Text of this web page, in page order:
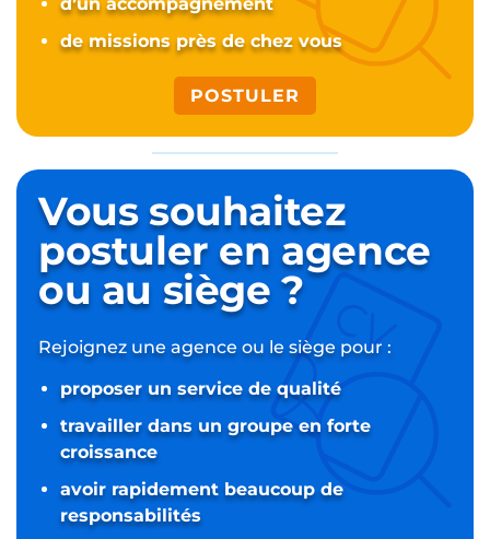
de missions près de chez vous
POSTULER
Vous souhaitez
postuleren agence
ou au siège ?
Rejoignez une agence ou le siège pour :
proposer un service de qualité
travailler dans un groupe en forte
croissance
avoir rapidement beaucoup de
responsabilités